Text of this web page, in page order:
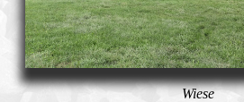
Wiese